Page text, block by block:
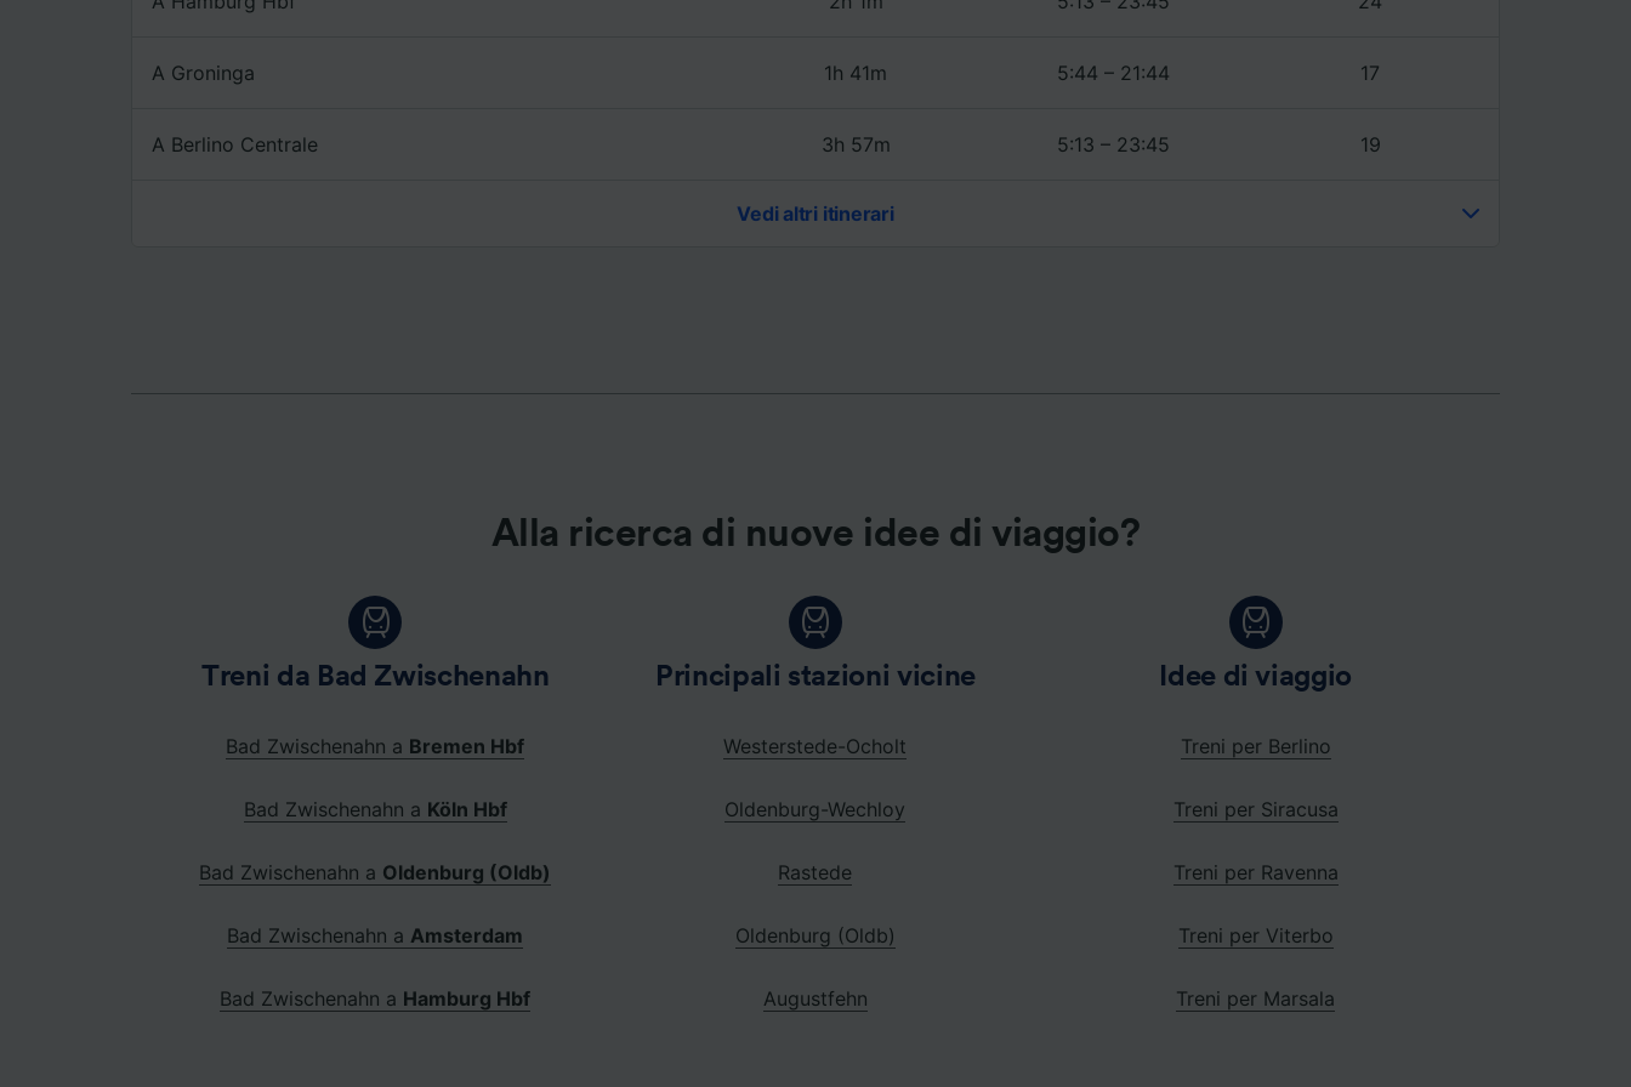
A Groninga 1h 41m 5:44 – 21:44 17
A Berlino Centrale 3h 57m 5:13 – 23:45 19
Vedi altri itinerari
Alla ricerca di nuove idee di viaggio?
Treni da Bad Zwischenahn
Bad Zwischenahn a Bremen Hbf
Bad Zwischenahn a Köln Hbf
Bad Zwischenahn a Oldenburg (Oldb)
Bad Zwischenahn a Amsterdam
Bad Zwischenahn a Hamburg Hbf
Principali stazioni vicine
Westerstede-Ocholt
Oldenburg-Wechloy
Rastede
Oldenburg (Oldb)
Augustfehn
Idee di viaggio
Treni per Berlino
Treni per Siracusa
Treni per Ravenna
Treni per Viterbo
Treni per Marsala